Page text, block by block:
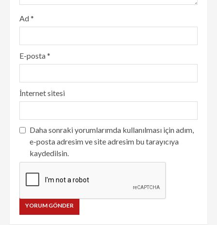
Ad*
E-posta*
İnternet sitesi
Daha sonraki yorumlarımda kullanılması için adım,
e-posta adresim ve site adresim bu tarayıcıya
kaydedilsin.